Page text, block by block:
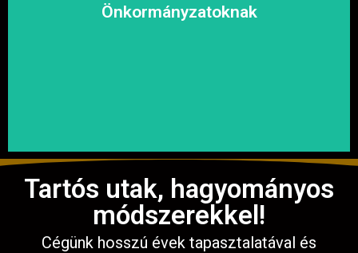
Önkormányzatoknak
garantáljuk a hosszú távú és fenntartható
Tartós utak, hagyományos
módszerekkel!
Cégünk hosszú évek tapasztalatával és